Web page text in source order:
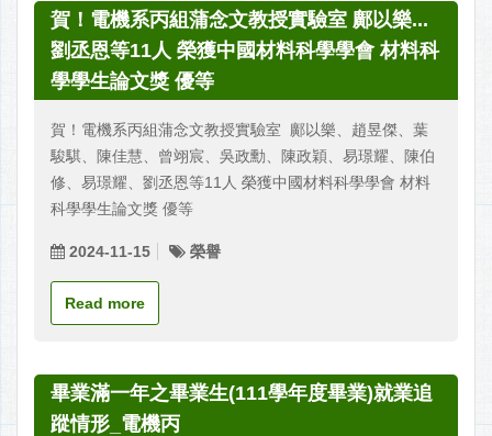
賀！電機系丙組蒲念文教授實驗室 鄺以樂...
劉丞恩等11人 榮獲中國材料科學學會 材料科
學學生論文獎 優等
賀！電機系丙組蒲念文教授實驗室 鄺以樂、趙昱傑、葉
駿騏、陳佳慧、曾翊宸、吳政勳、陳政穎、易璟耀、陳伯
修、易璟耀、劉丞恩等11人 榮獲中國材料科學學會 材料
科學學生論文獎 優等
2024-11-15 榮譽
Read more
畢業滿一年之畢業生(111學年度畢業)就業追
蹤情形_電機丙